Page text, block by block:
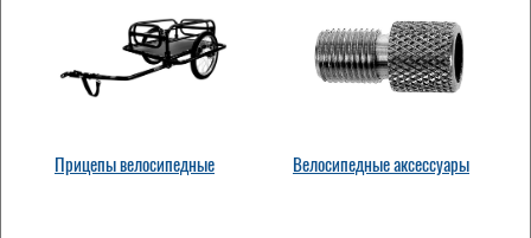
Прицепы велосипедные Велосипедные аксессуары